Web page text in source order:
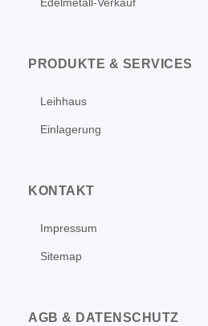
PRODUKTE & SERVICES
Leihhaus
Einlagerung
KONTAKT
Impressum
Sitemap
AGB & DATENSCHUTZ